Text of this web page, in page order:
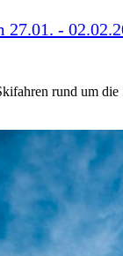
-
rund um